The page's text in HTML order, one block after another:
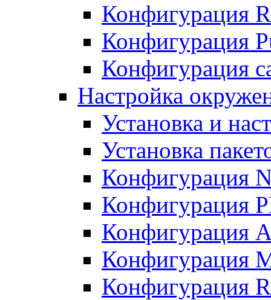
Конфигурация
Конфигурация
Конфигурация
Настройка
Установка и
Установка
Конфигурация
Конфигурация
Конфигурация
Конфигурация
Конфигурация